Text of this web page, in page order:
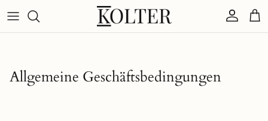
Konto
Allgemeine Geschäftsbedingungen